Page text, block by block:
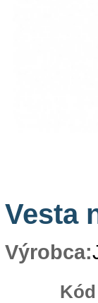
Vesta
Výrobca:
Kód